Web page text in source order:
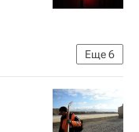
Еще6
Метро